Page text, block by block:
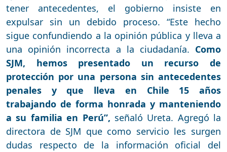
tener antecedentes, el gobierno insiste en
expulsar sin un debido proceso. “Este hecho
sigue confundiendo a la opinión pública y lleva a
una opinión incorrecta a la ciudadanía. Como
SJM, hemos presentado un recurso de
protección por una persona sin antecedentes
penales y que lleva en Chile 15 años
trabajando de forma honrada y manteniendo
a su familia en Perú”, señaló Ureta. Agregó la
directora de SJM que como servicio les surgen
dudas respecto de la información oficial del